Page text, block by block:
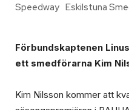
Speedway Eskilstuna
Förbundskaptenen
ett smedförarna Kim
Kim Nilsson kommer att